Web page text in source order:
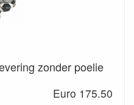
zonder poelie
Euro 175.50